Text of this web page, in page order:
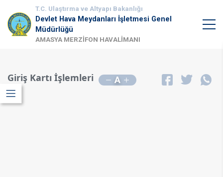
T.C. Ulaştırma ve Altyapı Bakanlığı
Devlet Hava Meydanları İşletmesi Genel
Müdürlüğü
AMASYA MERZİFON HAVALİMANI
Giriş Kartı İşlemleri A